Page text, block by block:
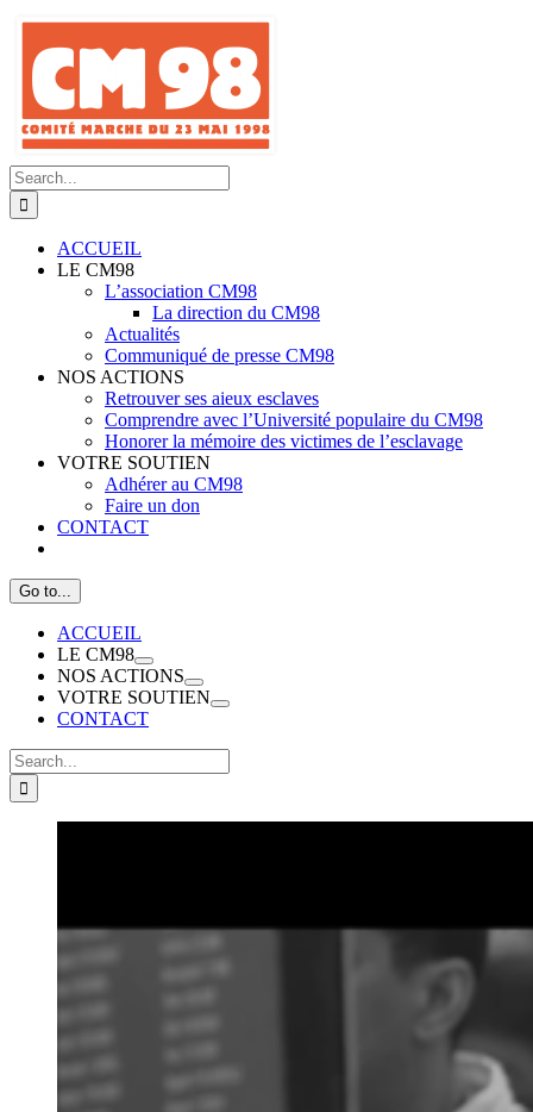
Skip
content
Search
for:
ACCUEIL
LE CM98
L’association CM98
La direction du CM98
Actualités
Communiqué de presse CM98
NOS ACTIONS
Retrouver ses aieux esclaves
Comprendre avec l’Université populaire du CM98
Honorer la mémoire des victimes de l’esclavage
VOTRE SOUTIEN
Adhérer au CM98
Faire un don
CONTACT
Go to...
ACCUEIL
LE CM98
NOS ACTIONS
VOTRE SOUTIEN
CONTACT
Search
for: